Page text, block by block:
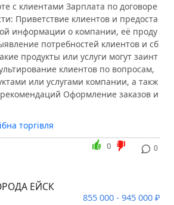
с клиентами Зарплата по договоре
Приветствие клиентов и предоста
информации о компании, её проду
потребностей клиентов и сб
продукты или услуги могут заинт
клиентов по вопросам,
или услугами компании, а такж
Оформление заказов и
торгівля
0
0
ЕЙСК
855 000 - 945 000 ₽